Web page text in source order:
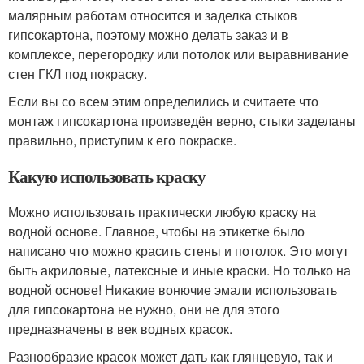
малярным работам относится и заделка стыков
гипсокартона, поэтому можно делать заказ и в
комплексе, перегородку или потолок или выравнивание
стен ГКЛ под покраску.
Если вы со всем этим определились и считаете что
монтаж гипсокартона произведён верно, стыки заделаны
правильно, приступим к его покраске.
Какую использовать краску
Можно использовать практически любую краску на
водной основе. Главное, чтобы на этикетке было
написано что можно красить стены и потолок. Это могут
быть акриловые, латексные и иные краски. Но только на
водной основе! Никакие вонючие эмали использовать
для гипсокартона не нужно, они не для этого
предназначены в век водных красок.
Разнообразие красок может дать как глянцевую, так и